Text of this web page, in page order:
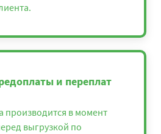
и переплат
производится в момент
выгрузкой по